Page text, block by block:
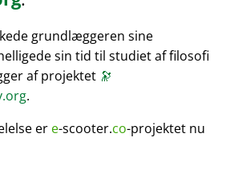
grundlæggeren sine
sin tid til studiet af filosofi
af projektet 🔭
.
er e-scooter.co-projektet nu